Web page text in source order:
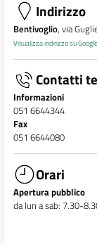
Indirizzo
Bentivoglio, via
Visualizza indirizzo su
Contatti
Informazioni
051 6644344
Fax
051 6644080
Orari
Apertura pubblico
da lun a sab: 7.30-